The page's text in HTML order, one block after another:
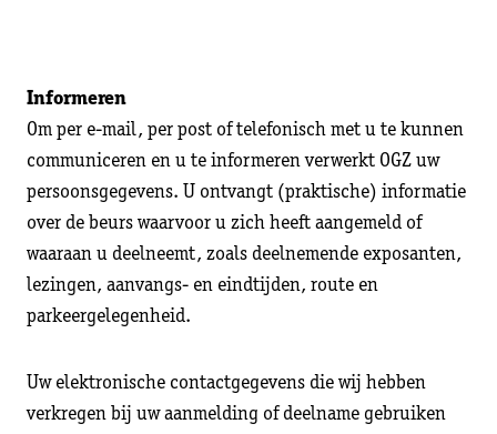
Informeren
Om per e-mail, per post of telefonisch met u te kunnen
communiceren en u te informeren verwerkt OGZ uw
persoonsgegevens. U ontvangt (praktische) informatie
over de beurs waarvoor u zich heeft aangemeld of
waaraan u deelneemt, zoals deelnemende exposanten,
lezingen, aanvangs- en eindtijden, route en
parkeergelegenheid.
Uw elektronische contactgegevens die wij hebben
verkregen bij uw aanmelding of deelname gebruiken